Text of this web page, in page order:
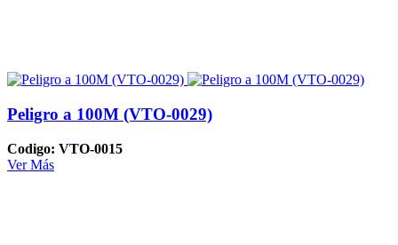
Peligro a 100M (VTO-0029)
Codigo: VTO-0015
Ver Más